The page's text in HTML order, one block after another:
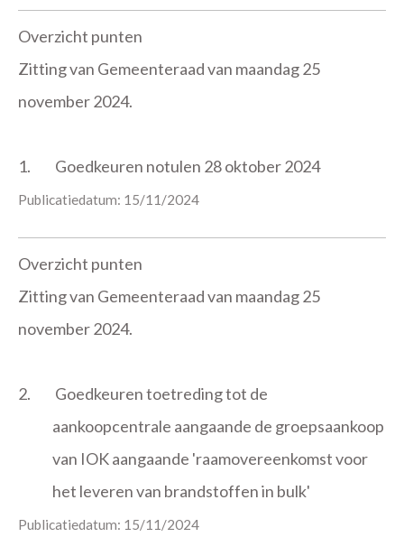
Overzicht punten
Zitting van Gemeenteraad van maandag 25
november 2024.
1. Goedkeuren notulen 28 oktober 2024
Publicatiedatum: 15/11/2024
Overzicht punten
Zitting van Gemeenteraad van maandag 25
november 2024.
2.
Goedkeuren toetreding tot de
aankoopcentrale aangaande de groepsaankoop
van IOK aangaande 'raamovereenkomst voor
het leveren van brandstoffen in bulk'
Publicatiedatum: 15/11/2024